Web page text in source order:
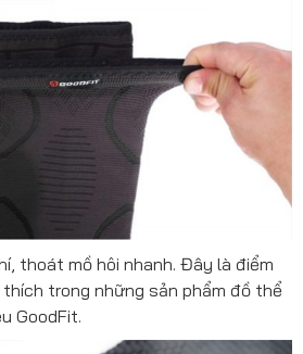
thoát mồ hôi nhanh. Đây là điểm
trong những sản phẩm đồ thể
GoodFit.